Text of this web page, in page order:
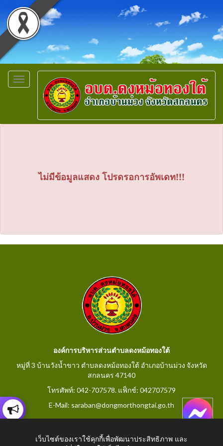
Toggle
navigation
ไม่มีข้อมูลแสดง โปรดรอการอัพเดท!!!
องค์การบริหารส่วนตำบลดงหม้อทองใต้
หมู่ที่ 3 บ้านวังน้ำขาว ตำบลดงหม้อทองใต้ อำเภอบ้านม่วง จังหวัด
สกลนคร 47140
โทรศัพท์: 042-707578. แฟ็กช์: 042707579
E-Mail: saraban@dongmorthongtai.go.th
เว็บไซต์ของเราใช้คุกกี้เพื่อพัฒนาประสิทธิภาพ และ